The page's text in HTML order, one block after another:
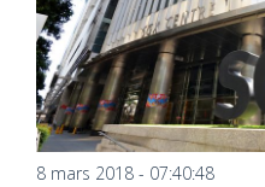
8 mars 2018 - 07:40:48